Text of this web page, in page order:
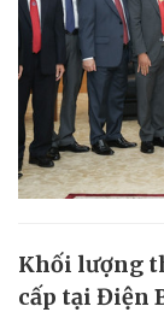
Khối lượng
cấp tại Điện